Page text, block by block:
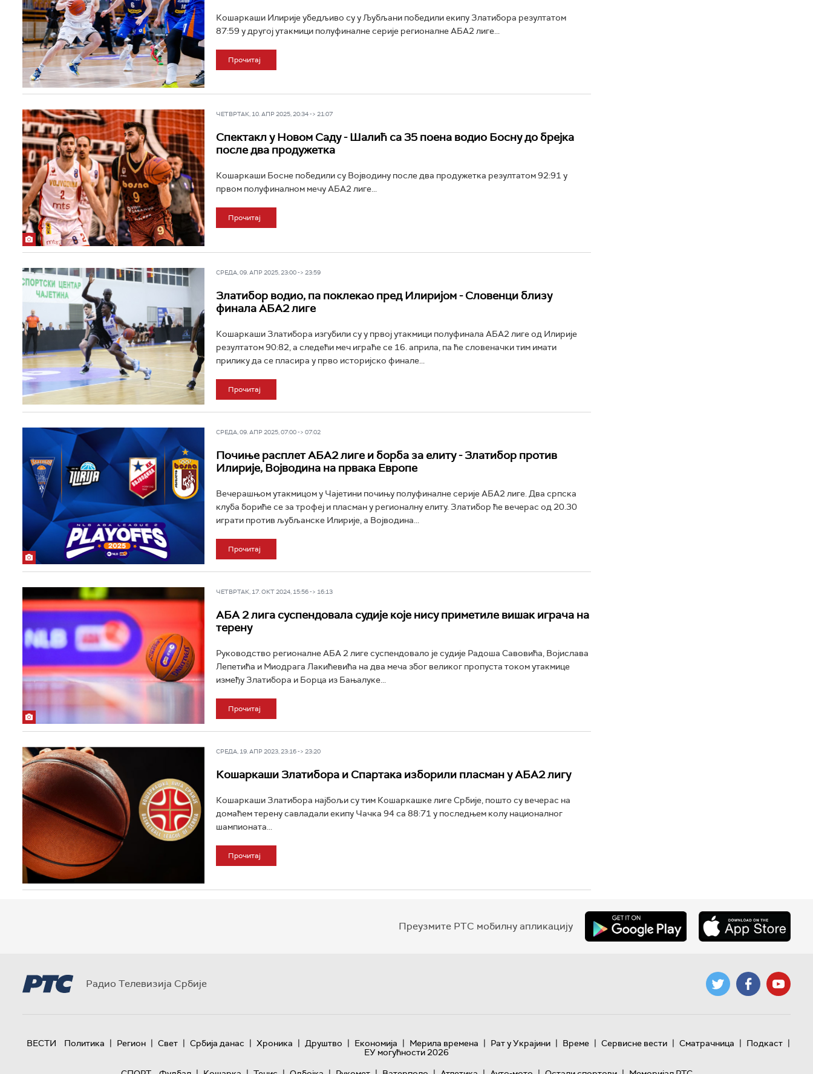
Кошаркаши Илирије убедљиво су у Љубљани победили екипу Златибора резултатом
87:59 у другој утакмици полуфиналне серије регионалне АБА2 лиге...
Прочитај
ЧЕТВРТАК, 10. АПР 2025, 20:34 -> 21:07
Спектакл у Новом Саду - Шалић са 35 поена водио Босну до брејка
после два продужетка
Кошаркаши Босне победили су Војводину после два продужетка резултатом 92:91 у
првом полуфиналном мечу АБА2 лиге...
Прочитај
СРЕДА, 09. АПР 2025, 23:00 -> 23:59
Златибор водио, па поклекао пред Илиријом - Словенци близу
финала АБА2 лиге
Кошаркаши Златибора изгубили су у првој утакмици полуфинала АБА2 лиге од Илирије
резултатом 90:82, а следећи меч играће се 16. априла, па ће словеначки тим имати
прилику да се пласира у прво историјско финале...
Прочитај
СРЕДА, 09. АПР 2025, 07:00 -> 07:02
Почиње расплет АБА2 лиге и борба за елиту - Златибор против
Илирије, Војводина на првака Европе
Вечерашњом утакмицом у Чајетини почињу полуфиналне серије АБА2 лиге. Два српска
клуба бориће се за трофеј и пласман у регионалну елиту. Златибор ће вечерас од 20.30
играти против љубљанске Илирије, а Војводина...
Прочитај
ЧЕТВРТАК, 17. ОКТ 2024, 15:56 -> 16:13
АБА 2 лига суспендовала судије које нису приметиле вишак играча на
терену
Руководство регионалне АБА 2 лиге суспендовало је судије Радоша Савовића, Војислава
Лепетића и Миодрага Лакићевића на два меча због великог пропуста током утакмице
између Златибора и Борца из Бањалуке...
Прочитај
СРЕДА, 19. АПР 2023, 23:16 -> 23:20
Кошаркаши Златибора и Спартака изборили пласман у АБА2 лигу
Кошаркаши Златибора најбољи су тим Кошаркашке лиге Србије, пошто су вечерас на
домаћем терену савладали екипу Чачка 94 са 88:71 у последњем колу националног
шампионата...
Прочитај
Преузмите РТС мобилну апликацију
Радио Телевизија Србије
ВЕСТИ Политика | Регион | Свет | Србија данас | Хроника | Друштво | Економија | Мерила времена | Рат у Украјини | Време | Сервисне вести | Сматрачница | Подкаст |
ЕУ могућности 2026